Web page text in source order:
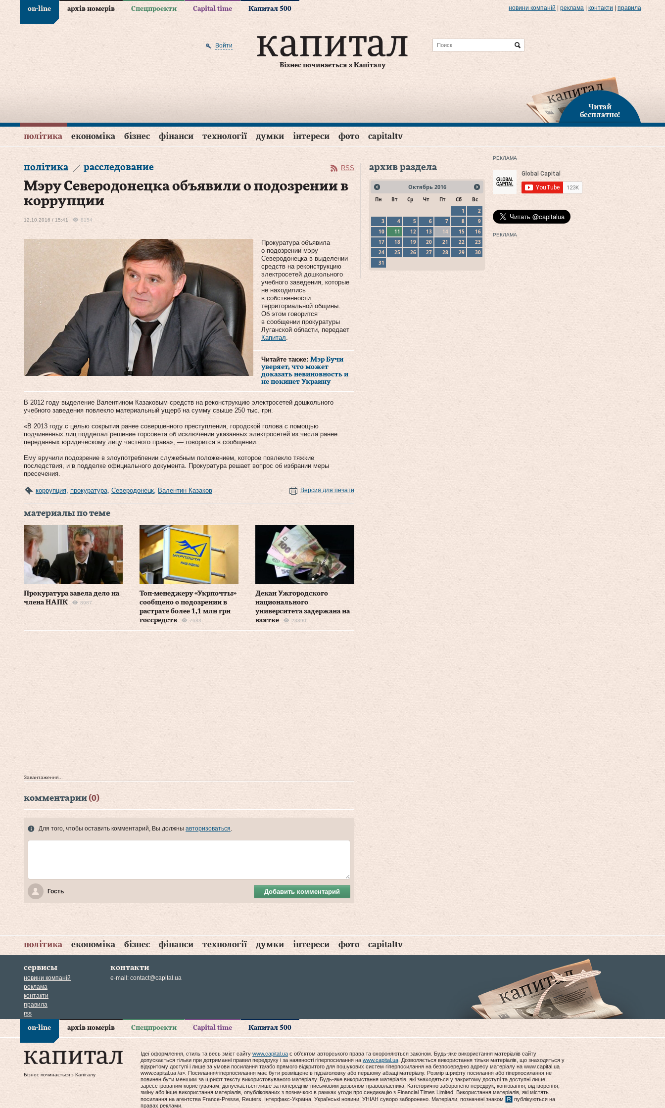
on-line архів номерів Спецпроекти Capital time Капитал 500 новини компаній реклама контакти правила
Бізнес починається з Капіталу
Войти
Читай
бесплатно!
політика економіка бізнес фінанси технології думки інтереси фото capitaltv
політика расследование RSS
Мэру Северодонецка объявили о подозрении в
коррупции
12.10.2016 / 15:41 8154
Прокуратура объявила
о подозрении мэру
Северодонецка в выделении
средств на реконструкцию
электросетей дошкольного
учебного заведения, которые
не находились
в собственности
территориальной общины.
Об этом говорится
в сообщении прокуратуры
Луганской области, передает
Капитал.
Читайте также: Мэр Бучи
уверяет, что может
доказать невиновность и
не покинет Украину
В 2012 году выделение Валентином Казаковым средств на реконструкцию электросетей дошкольного
учебного заведения повлекло материальный ущерб на сумму свыше 250 тыс. грн.
«В 2013 году с целью сокрытия ранее совершенного преступления, городской голова с помощью
подчиненных лиц подделал решение горсовета об исключении указанных электросетей из числа ранее
переданных юридическому лицу частного права», — говорится в сообщении.
Ему вручили подозрение в злоупотреблении служебным положением, которое повлекло тяжкие
последствия, и в подделке официального документа. Прокуратура решает вопрос об избрании меры
пресечения.
коррупция, прокуратура, Северодонецк, Валентин Казаков Версия для печати
материалы по теме
Прокуратура завела дело на
члена НАПК
8987
Топ-менеджеру «Укрпочты»
сообщено о подозрении в
растрате более 1,1 млн грн
госсредств
7683
Декан Ужгородского
национального
университета задержана на
взятке
23890
Завантаження...
комментарии (0)
Для того, чтобы оставить комментарий, Вы должны авторизоваться.
Гость Добавить комментарий
архив раздела
Октябрь 2016
Пн Вт Ср Чт Пт Сб
Вс
1
2
3
4 5 6 7 8
9
10
11 12 13 14 15
16
17
18 19 20 21 22
23
24
25 26 27 28 29
30
31
РЕКЛАМА
РЕКЛАМА
політика економіка бізнес фінанси технології думки інтереси фото capitaltv
сервисы
новини компаній
реклама
контакти
правила
rss
контакти
e-mail: contact@capital.ua
on-line архів номерів Спецпроекти Capital time Капитал 500
Бізнес починається з Капіталу
Ідеї оформлення, стиль та весь зміст сайту www.capital.ua є об'єктом авторського права та охороняються законом. Будь-яке використання матеріалів сайту
допускається тільки при дотриманні правил передруку і за наявності гіперпосилання на www.capital.ua . Дозволяється використання тільки матеріалів, що знаходяться у
відкритому доступі і лише за умови посилання та/або прямого відкритого для пошукових систем гіперпосилання на безпосередню адресу матеріалу на www.capital.ua
www.capital.ua /a>. Посилання/гіперпосилання має бути розміщене в підзаголовку або першому абзаці матеріалу. Розмір шрифту посилання або гіперпосилання не
повинен бути меншим за шрифт тексту використовуваного матеріалу. Будь-яке використання матеріалів, які знаходяться у закритому доступі та доступні лише
зареєстрованим користувачам, допускається лише за попереднім письмовим дозволом правовласника. Категорично заборонено передрук, копіювання, відтворення,
зміну або інше використання матеріалів, опублікованих з позначкою в рамках угоди про синдикацію з Financial Times Limited. Використання матеріалів, які містять
посилання на агентства France-Presse, Reuters, Інтерфакс-Україна, Українські новини, УНІАН суворо заборонено. Матеріали, позначені знаком
публікуються на
правах реклами.